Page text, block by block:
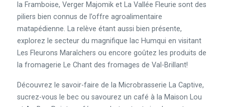
la Framboise, Verger Majomik et La Vallée Fleurie sont des
piliers bien connus de l’offre agroalimentaire
matapédienne. La relève étant aussi bien présente,
explorez le secteur du magnifique lac Humqui en visitant
Les Fleurons Maraîchers ou encore goûtez les produits de
la fromagerie Le Chant des fromages de Val-Brillant!
Découvrez le savoir-faire de la Microbrasserie La Captive,
sucrez-vous le bec ou savourez un café à la Maison Lou